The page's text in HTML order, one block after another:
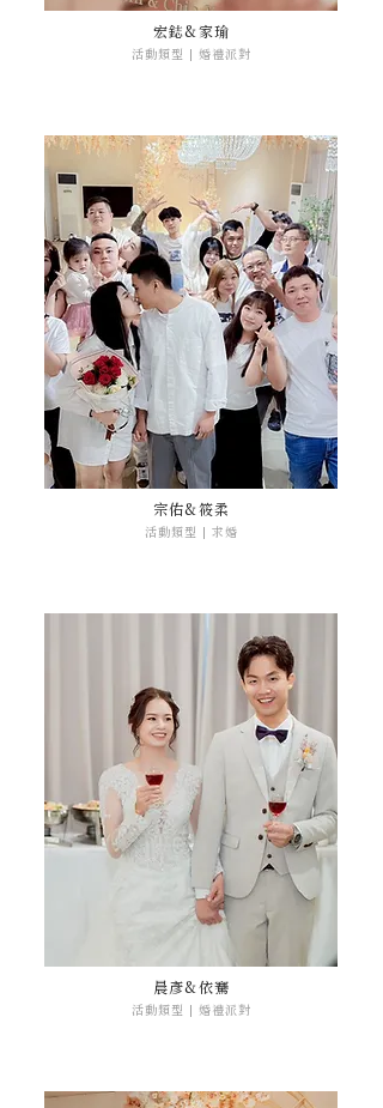
宏鋕&家瑜
活動類型 | 婚禮派對
宗佑&筱柔
活動類型 | 求婚
晨彥&依騫
活動類型 | 婚禮派對